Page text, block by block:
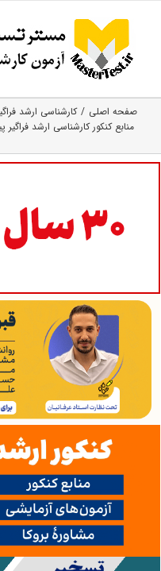
content
صفحه اصلی
کارشناسی ارشد
منابع کنکور کارشناسی ارشد فراگیر